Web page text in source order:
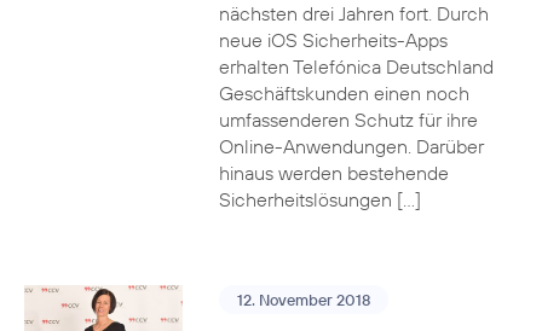
nächsten drei Jahren fort. Durch
neue iOS Sicherheits-Apps
erhalten Telefónica Deutschland
Geschäftskunden einen noch
umfassenderen Schutz für ihre
Online-Anwendungen. Darüber
hinaus werden bestehende
Sicherheitslösungen […]
12. November 2018